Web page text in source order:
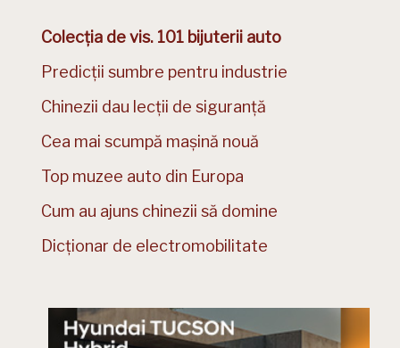
Colecția de vis. 101 bijuterii auto
Predicții sumbre pentru industrie
Chinezii dau lecții de siguranță
Cea mai scumpă mașină nouă
Top muzee auto din Europa
Cum au ajuns chinezii să domine
Dicționar de electromobilitate